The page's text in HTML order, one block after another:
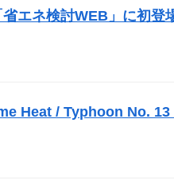
エネ検討WEB」に初登
Heat / Typhoon No.